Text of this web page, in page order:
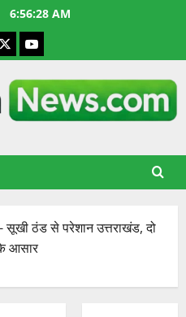
6:56:29 AM
X YouTube
-सूखी ठंड से परेशान उत्तराखंड, दो
के आसार